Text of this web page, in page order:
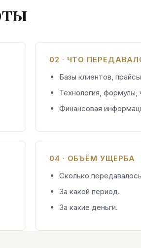
02 · ЧТО
Базы клиентов,
Технология,
Финансовая
04 · ОБЪЁМ УЩЕРБА
Сколько
За какой период.
За какие деньги.